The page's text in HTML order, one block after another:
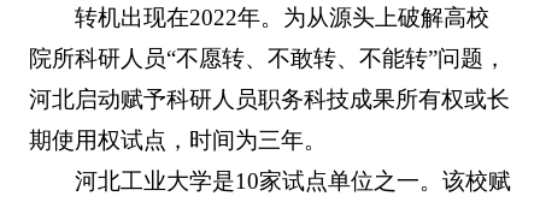
转机出现在2022年。为从源头上破解高校
院所科研人员“不愿转、不敢转、不能转”问题，
河北启动赋予科研人员职务科技成果所有权或长
期使用权试点，时间为三年。
河北工业大学是10家试点单位之一。该校赋